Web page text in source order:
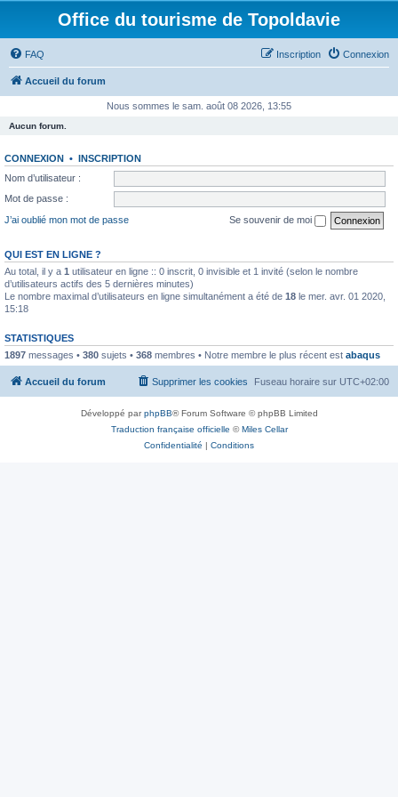
Office du tourisme de Topoldavie
FAQ Connexion
Inscription
Accueil du forum
Nous sommes le sam. août 08 2026, 13:55
Aucun forum.
CONNEXION • INSCRIPTION
Nom d’utilisateur :
Mot de passe :
J’ai oublié mon mot de passe
Se souvenir de moi
QUI EST EN LIGNE ?
Au total, il y a 1 utilisateur en ligne :: 0 inscrit, 0 invisible et 1 invité (selon le nombre
d’utilisateurs actifs des 5 dernières minutes)
Le nombre maximal d’utilisateurs en ligne simultanément a été de 18 le mer. avr. 01 2020,
15:18
STATISTIQUES
1897 messages • 380 sujets • 368 membres • Notre membre le plus récent est abaqus
Accueil du forum Fuseau horaire sur UTC+02:00
Supprimer les cookies
Développé parphpBB® Forum Software © phpBB Limited
Traduction française officielle ©Miles Cellar
Confidentialité | Conditions